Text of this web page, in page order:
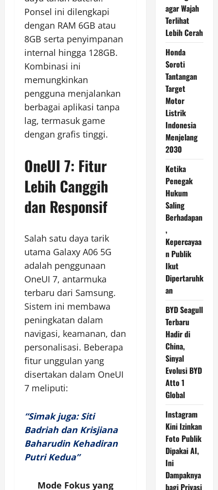
Ponsel ini dilengkapi
dengan RAM 6GB atau
8GB serta penyimpanan
internal hingga 128GB.
Kombinasi ini
memungkinkan
pengguna menjalankan
berbagai aplikasi tanpa
lag, termasuk game
dengan grafis tinggi.
OneUI 7: Fitur
Lebih Canggih
dan Responsif
Salah satu daya tarik
utama Galaxy A06 5G
adalah penggunaan
OneUI 7, antarmuka
terbaru dari Samsung.
Sistem ini membawa
peningkatan dalam
navigasi, keamanan, dan
personalisasi. Beberapa
fitur unggulan yang
disertakan dalam OneUI
7 meliputi:
“Simak juga: Siti
Badriah dan Krisjiana
Baharudin Kehadiran
Putri Kedua”
Mode Fokus yang
agar Wajah
Terlihat
Lebih Cerah
Honda
Soroti
Tantangan
Target
Motor
Listrik
Indonesia
Menjelang
2030
Ketika
Penegak
Hukum
Saling
Berhadapan
,
Kepercayaa
n Publik
Ikut
Dipertaruhk
an
BYD Seagull
Terbaru
Hadir di
China,
Sinyal
Evolusi BYD
Atto 1
Global
Instagram
Kini Izinkan
Foto Publik
Dipakai AI,
Ini
Dampaknya
bagi Privasi